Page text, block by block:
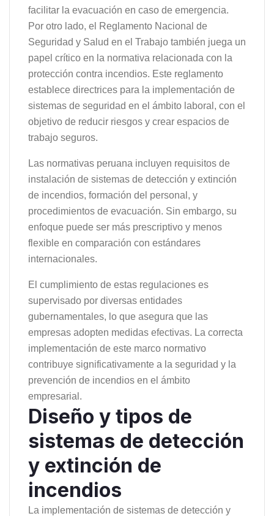
facilitar la evacuación en caso de emergencia.
Por otro lado, el Reglamento Nacional de
Seguridad y Salud en el Trabajo también juega un
papel crítico en la normativa relacionada con la
protección contra incendios. Este reglamento
establece directrices para la implementación de
sistemas de seguridad en el ámbito laboral, con el
objetivo de reducir riesgos y crear espacios de
trabajo seguros.
Las normativas peruana incluyen requisitos de
instalación de sistemas de detección y extinción
de incendios, formación del personal, y
procedimientos de evacuación. Sin embargo, su
enfoque puede ser más prescriptivo y menos
flexible en comparación con estándares
internacionales.
El cumplimiento de estas regulaciones es
supervisado por diversas entidades
gubernamentales, lo que asegura que las
empresas adopten medidas efectivas. La correcta
implementación de este marco normativo
contribuye significativamente a la seguridad y la
prevención de incendios en el ámbito
empresarial.
Diseño y tipos de
sistemas de detección
y extinción de
incendios
La implementación de sistemas de detección y